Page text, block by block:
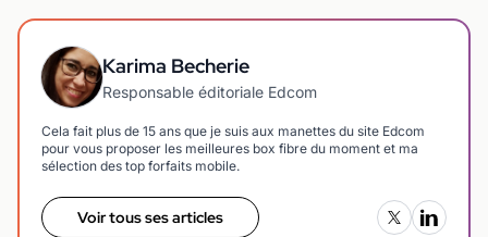
Karima Becherie
Responsable éditoriale Edcom
Cela fait plus de 15 ans que je suis aux manettes du site Edcom
pour vous proposer les meilleures box fibre du moment et ma
sélection des top forfaits mobile.
Voir tous ses articles